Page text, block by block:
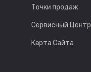
Точки продаж
Сервисный Центр
Карта Сайта